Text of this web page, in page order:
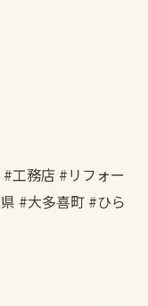
工務店 #リフォー
#大多喜町 #ひら